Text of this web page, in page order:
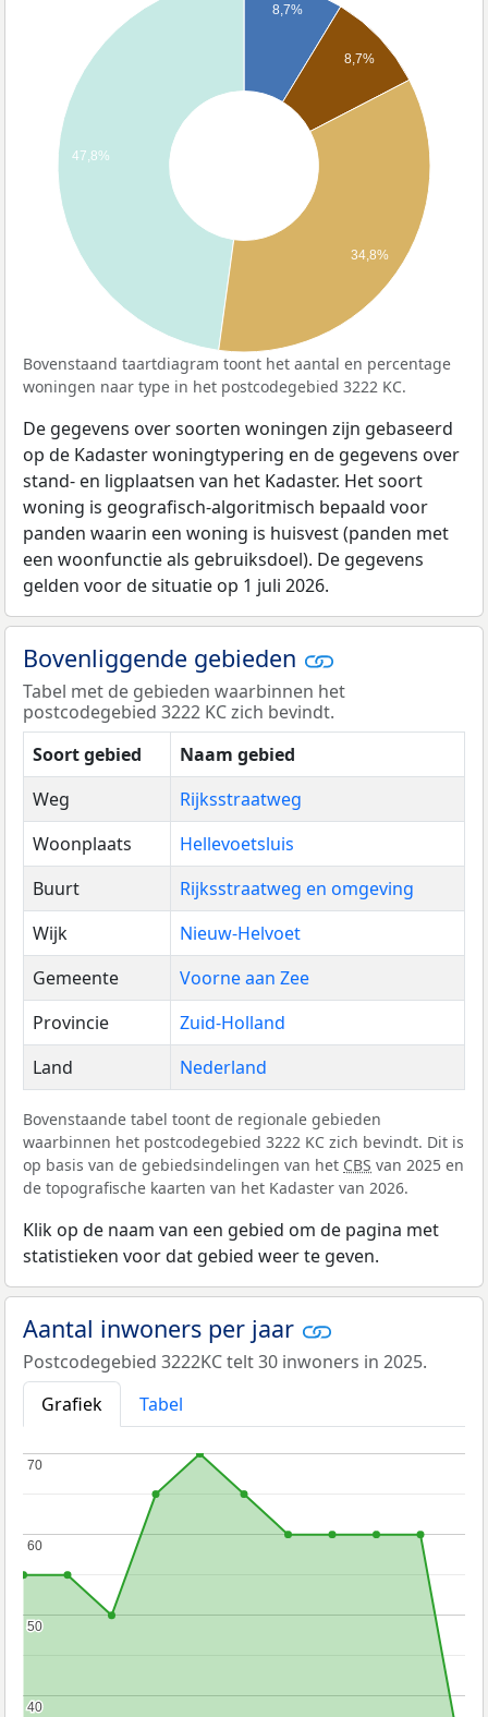
8,7%
8,7%
47,8%
34,8%
Bovenstaand taartdiagram toont het aantal en percentage
woningen naar type in het postcodegebied 3222 KC.
De gegevens over soorten woningen zijn gebaseerd
op de Kadaster woningtypering en de gegevens over
stand- en ligplaatsen van het Kadaster. Het soort
woning is geografisch-algoritmisch bepaald voor
panden waarin een woning is huisvest (panden met
een woonfunctie als gebruiksdoel). De gegevens
gelden voor de situatie op 1 juli 2026.
Bovenliggende gebieden
Tabel met de gebieden waarbinnen het
postcodegebied 3222 KC zich bevindt.
Soort gebied
Naam gebied
Weg
Rijksstraatweg
Woonplaats
Hellevoetsluis
Buurt
Rijksstraatweg en omgeving
Wijk
Nieuw-Helvoet
Gemeente
Voorne aan Zee
Provincie
Zuid-Holland
Land
Nederland
Bovenstaande tabel toont de regionale gebieden
waarbinnen het postcodegebied 3222 KC zich bevindt. Dit is
op basis van de gebiedsindelingen van het CBS van 2025 en
de topografische kaarten van het Kadaster van 2026.
Klik op de naam van een gebied om de pagina met
statistieken voor dat gebied weer te geven.
Aantal inwoners per jaar
Postcodegebied 3222KC telt 30 inwoners in 2025.
Grafiek
Tabel
40
40
50
50
60
60
70
70